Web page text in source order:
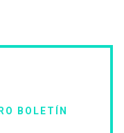
BOLETÍN